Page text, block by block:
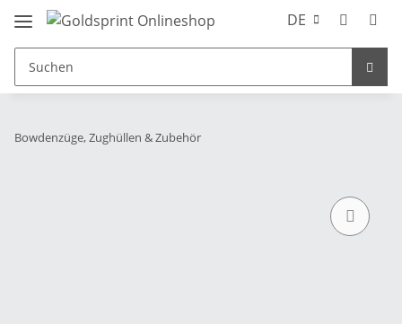
DE
Bowdenzüge, Zughüllen & Zubehör